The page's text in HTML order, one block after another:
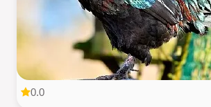
0.0